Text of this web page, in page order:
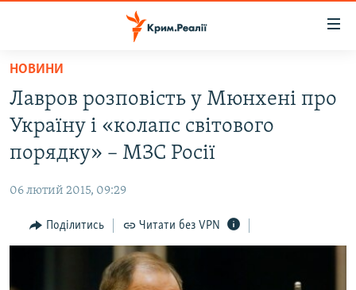
Перейти
основного
матеріалу
Перейти
до
основної
Перейти
до
ВОДА.КРИМ
ВІДЕО ТА ФОТО
БЛОГИ
ПОГЛЯД
ВСЕ ЗА ДЕНЬ
НОВИНИ
Лавров розповість у Мюнхені про
Україну і «колапс світового
порядку» – МЗС Росії
06 лютий 2015, 09:29
Поділитись Читати без VPN